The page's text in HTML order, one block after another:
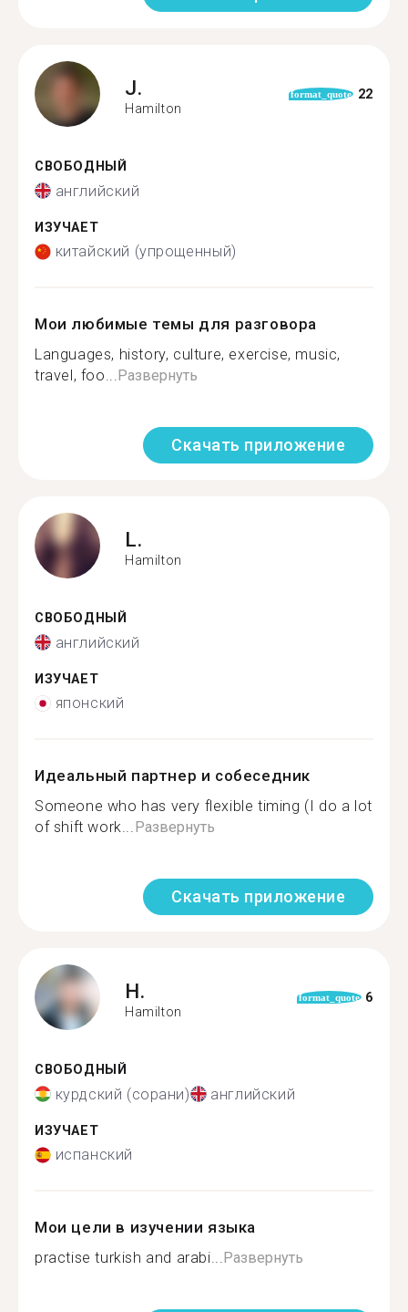
J.
Hamilton
format_quote 22
СВОБОДНЫЙ
английский
ИЗУЧАЕТ
китайский (упрощенный)
Мои любимые темы для разговора
Languages, history, culture, exercise, music,
travel, foo...Развернуть
Скачать приложение
L.
Hamilton
СВОБОДНЫЙ
английский
ИЗУЧАЕТ
японский
Идеальный партнер и собеседник
Someone who has very flexible timing (I do a lot
of shift work...Развернуть
Скачать приложение
H.
Hamilton
format_quote 6
СВОБОДНЫЙ
курдский (сорани) английский
ИЗУЧАЕТ
испанский
Мои цели в изучении языка
practise turkish and arabi...Развернуть